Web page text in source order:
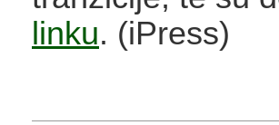
linku. (iPress)